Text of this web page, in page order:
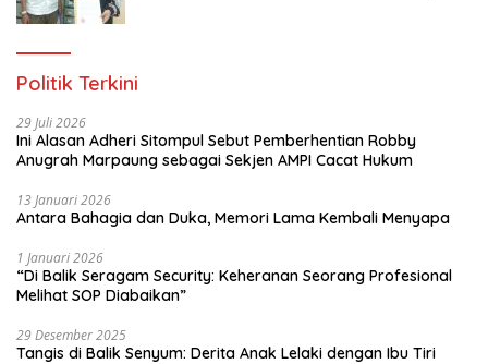
Politik Terkini
29 Juli 2026
Ini Alasan Adheri Sitompul Sebut Pemberhentian Robby
Anugrah Marpaung sebagai Sekjen AMPI Cacat Hukum
13 Januari 2026
Antara Bahagia dan Duka, Memori Lama Kembali Menyapa
1 Januari 2026
“Di Balik Seragam Security: Keheranan Seorang Profesional
Melihat SOP Diabaikan”
29 Desember 2025
Tangis di Balik Senyum: Derita Anak Lelaki dengan Ibu Tiri